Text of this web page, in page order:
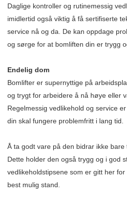
Daglige kontroller og rutinemessig
imidlertid også viktig å få sertifiserte
service nå og da. De kan oppdage
og sørge for at bomliften din er trygg
Endelig dom
Bomlifter er supernyttige på
og trygt for arbeidere å nå høye eller
Regelmessig vedlikehold og service
din skal fungere problemfritt i lang tid.
Å ta godt vare på den bidrar ikke bare
Dette holder den også trygg og i god
vedlikeholdstipsene som er gitt her
best mulig stand.